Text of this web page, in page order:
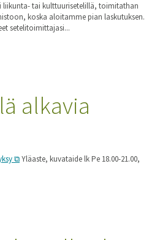
liikunta- tai kulttuurisetelillä, toimitathan
koska aloitamme pian laskutuksen.
setelitoimittajasi...
alkavia
Yläaste, kuvataide lk Pe 18.00-21.00,